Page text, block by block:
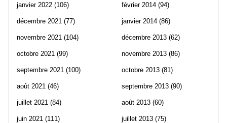
janvier 2022 (106)
décembre 2021 (77)
novembre 2021 (104)
octobre 2021 (99)
septembre 2021 (100)
août 2021 (46)
juillet 2021 (84)
juin 2021 (111)
février 2014 (94)
janvier 2014 (86)
décembre 2013 (62)
novembre 2013 (86)
octobre 2013 (81)
septembre 2013 (90)
août 2013 (60)
juillet 2013 (75)